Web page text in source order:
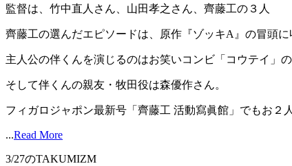
監督は、竹中直人さん、山田孝之さん、齊藤工の３人
齊藤工の選んだエピソードは、原作『ゾッキA』の冒頭に
主人公の伴くんを演じるのはお笑いコンビ「コウテイ」の
そして伴くんの親友・牧田役は森優作さん。
フィガロジャポン最新号「齊藤工 活動寫眞館」でもお２
...Read More
3/27のTAKUMIZM